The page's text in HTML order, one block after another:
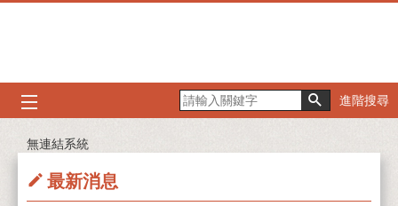
進階搜尋
無連結系統
最新消息